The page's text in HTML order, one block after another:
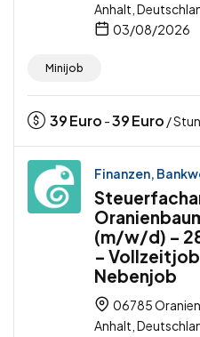
Anhalt,
03/08/2026
Minijob
39Euro -39Euro /
Finanzen,
(m/w/d) –
–
Nebenjob
06785
Anhalt,